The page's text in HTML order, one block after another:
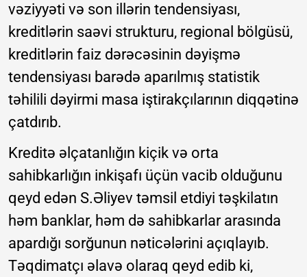
vəziyyəti və son illərin tendensiyası,
kreditlərin saəvi strukturu, regional bölgüsü,
kreditlərin faiz dərəcəsinin dəyişmə
tendensiyası barədə aparılmış statistik
təhilili dəyirmi masa iştirakçılarının diqqətinə
çatdırıb.
Kreditə əlçatanlığın kiçik və orta
sahibkarlığın inkişafı üçün vacib olduğunu
qeyd edən S.Əliyev təmsil etdiyi təşkilatın
həm banklar, həm də sahibkarlar arasında
apardığı sorğunun nəticələrini açıqlayıb.
Təqdimatçı əlavə olaraq qeyd edib ki,